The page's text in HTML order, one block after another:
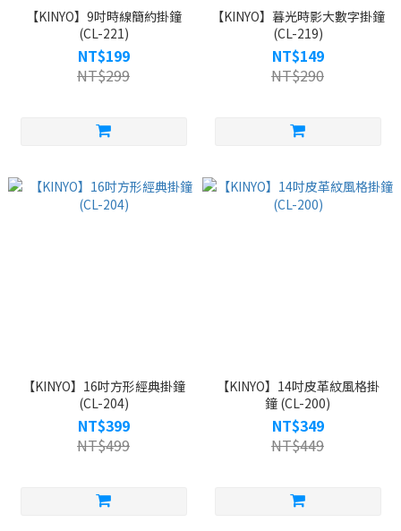
【KINYO】9吋時線簡約掛鐘
(CL-221)
NT$199
NT$299
【KINYO】暮光時影大數字掛鐘
(CL-219)
NT$149
NT$290
【KINYO】16吋方形經典掛鐘
(CL-204)
NT$399
NT$499
【KINYO】14吋皮革紋風格掛
鐘 (CL-200)
NT$349
NT$449